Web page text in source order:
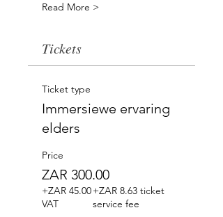
Read More >
Tickets
Ticket type
Immersiewe ervaring
elders
Price
ZAR 300.00
+ZAR 45.00
VAT
+ZAR 8.63 ticket
service fee